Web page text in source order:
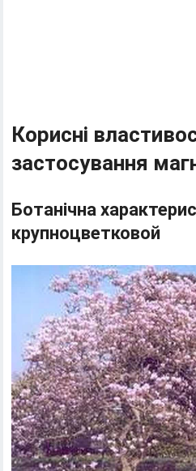
Корисні
застосування
Ботанічна
крупноцветковой